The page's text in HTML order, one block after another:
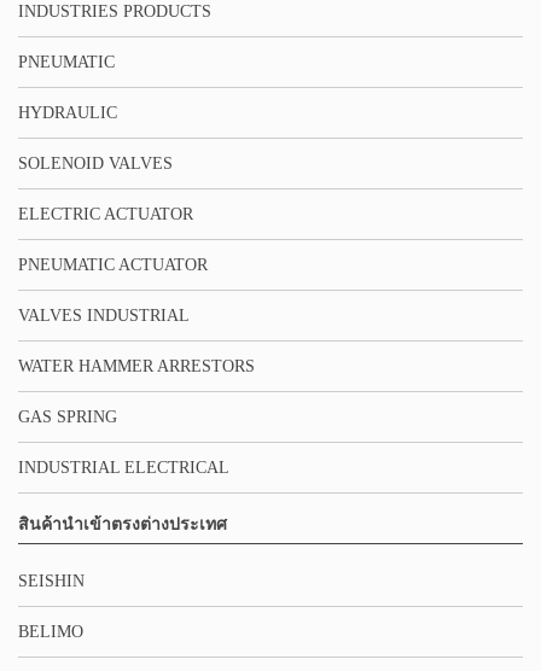
INDUSTRIES PRODUCTS
PNEUMATIC
HYDRAULIC
SOLENOID VALVES
ELECTRIC ACTUATOR
PNEUMATIC ACTUATOR
VALVES INDUSTRIAL
WATER HAMMER ARRESTORS
GAS SPRING
INDUSTRIAL ELECTRICAL
สินค้านำเข้าตรงต่างประเทศ
SEISHIN
BELIMO